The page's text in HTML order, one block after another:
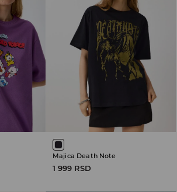
Majica Death Note
1 999 RSD